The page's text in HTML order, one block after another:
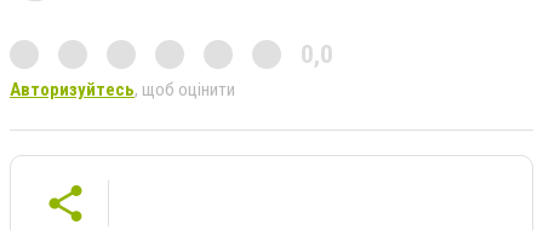
0,0
Авторизуйтесь, щоб оцінити